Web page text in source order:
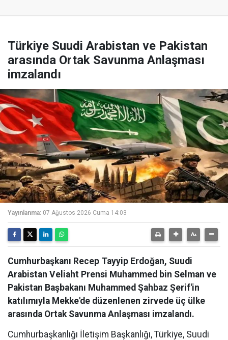
Türkiye Suudi Arabistan ve Pakistan
arasında Ortak Savunma Anlaşması
imzalandı
Yayınlanma: 07 Ağustos 2026 Cuma 14:03
Cumhurbaşkanı Recep Tayyip Erdoğan, Suudi
Arabistan Veliaht Prensi Muhammed bin Selman ve
Pakistan Başbakanı Muhammed Şahbaz Şerif'in
katılımıyla Mekke'de düzenlenen zirvede üç ülke
arasında Ortak Savunma Anlaşması imzalandı.
Cumhurbaşkanlığı İletişim Başkanlığı, Türkiye, Suudi